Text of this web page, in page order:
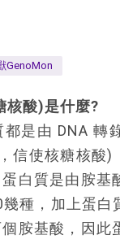
快篩對照圖抗體
般應含有 IgM
到樣品槽(井)
卡的兌換目
毒結構蛋白(膜
」就可以組合
組出來的病毒
缺損病毒顆粒
眼病毒。
選了每顆病毒都
白（撕白克獸
與核蛋獸）」
GenoMon
核酸)是什麼?
是由 DNA 轉
信使核糖核酸)
白質是由胺基
種，加上蛋白
胺基酸，因此